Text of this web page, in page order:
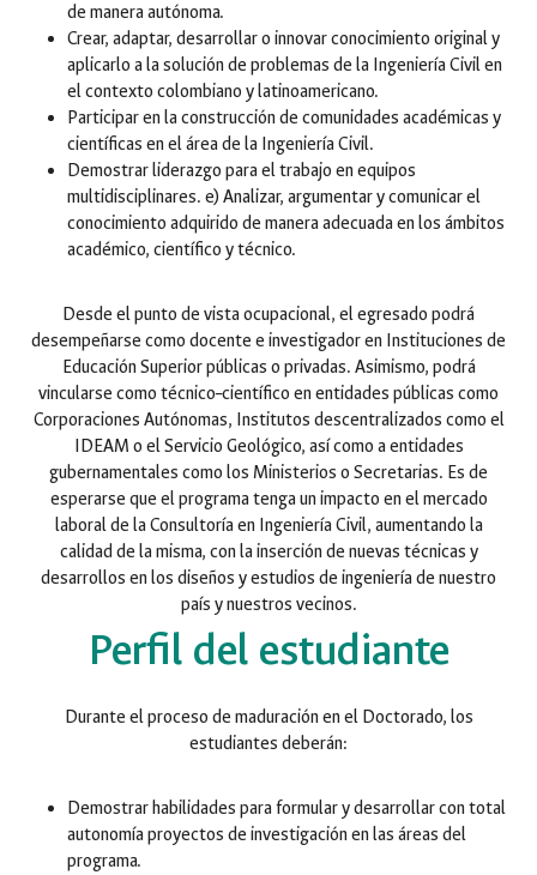
de manera autónoma.
Crear, adaptar, desarrollar o innovar conocimiento original y
aplicarlo a la solución de problemas de la Ingeniería Civil en
el contexto colombiano y latinoamericano.
Participar en la construcción de comunidades académicas y
científicas en el área de la Ingeniería Civil.
Demostrar liderazgo para el trabajo en equipos
multidisciplinares. e) Analizar, argumentar y comunicar el
conocimiento adquirido de manera adecuada en los ámbitos
académico, científico y técnico.
Desde el punto de vista ocupacional, el egresado podrá
desempeñarse como docente e investigador en Instituciones de
Educación Superior públicas o privadas. Asimismo, podrá
vincularse como técnico–científico en entidades públicas como
Corporaciones Autónomas, Institutos descentralizados como el
IDEAM o el Servicio Geológico, así como a entidades
gubernamentales como los Ministerios o Secretarias. Es de
esperarse que el programa tenga un impacto en el mercado
laboral de la Consultoría en Ingeniería Civil, aumentando la
calidad de la misma, con la inserción de nuevas técnicas y
desarrollos en los diseños y estudios de ingeniería de nuestro
país y nuestros vecinos.
Perfil del estudiante
Durante el proceso de maduración en el Doctorado, los
estudiantes deberán:
Demostrar habilidades para formular y desarrollar con total
autonomía proyectos de investigación en las áreas del
programa.